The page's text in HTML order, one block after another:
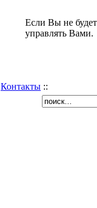
Если Вы не
управлять Вами.
Контакты ::